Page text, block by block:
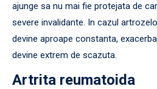
ajunge sa nu mai fie protejata de
severe invalidante. In cazul
devine aproape constanta,
devine extrem de scazuta.
Artrita reumatoida